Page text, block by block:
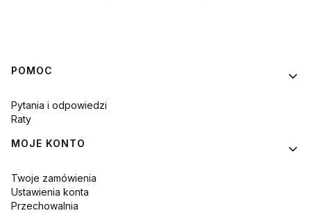
Linki w stopce
POMOC
Pytania i odpowiedzi
Raty
MOJE KONTO
Twoje zamówienia
Ustawienia konta
Przechowalnia